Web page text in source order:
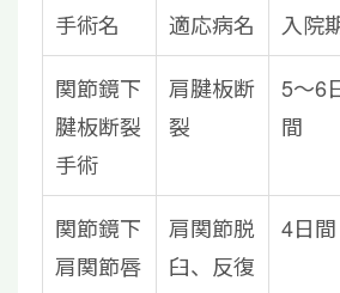
手術名 適応病名 入院
関節鏡下
腱板断裂
手術
肩腱板断
裂
5～6
間
関節鏡下
肩関節唇
肩関節脱
臼、反復
4日間